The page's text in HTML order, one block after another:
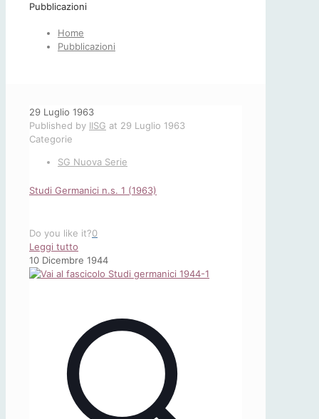
Pubblicazioni
Home
Pubblicazioni
29 Luglio 1963
Published by IISG at 29 Luglio 1963
Categorie
SG Nuova Serie
Studi Germanici n.s. 1 (1963)
Do you like it?0
Leggi tutto
Studi
Germanici
10 Dicembre 1944